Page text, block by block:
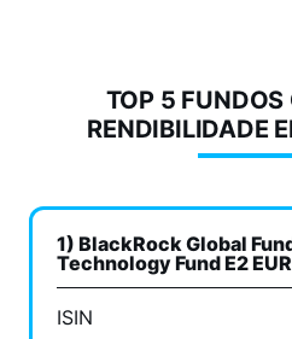
TOP 5
RENDIBILIDADE
1) BlackRock Global
Technology Fund E2
ISIN